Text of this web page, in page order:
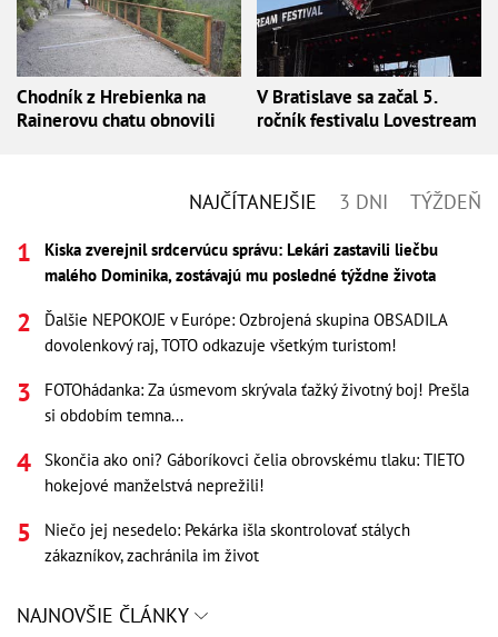
Chodník z Hrebienka na
Rainerovu chatu obnovili
V Bratislave sa začal 5.
ročník festivalu Lovestream
NAJČÍTANEJŠIE 3 DNI TÝŽDEŇ
Kiska zverejnil srdcervúcu správu: Lekári zastavili liečbu
malého Dominika, zostávajú mu posledné týždne života
Ďalšie NEPOKOJE v Európe: Ozbrojená skupina OBSADILA
dovolenkový raj, TOTO odkazuje všetkým turistom!
FOTOhádanka: Za úsmevom skrývala ťažký životný boj! Prešla
si obdobím temna...
Skončia ako oni? Gáboríkovci čelia obrovskému tlaku: TIETO
hokejové manželstvá neprežili!
Niečo jej nesedelo: Pekárka išla skontrolovať stálych
zákazníkov, zachránila im život
NAJNOVŠIE ČLÁNKY